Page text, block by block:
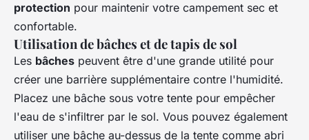
protection pour maintenir votre campement sec et
confortable.
Utilisation de bâches et de tapis de sol
Les bâches peuvent être d'une grande utilité pour
créer une barrière supplémentaire contre l'humidité.
Placez une bâche sous votre tente pour empêcher
l'eau de s'infiltrer par le sol. Vous pouvez également
utiliser une bâche au-dessus de la tente comme abri